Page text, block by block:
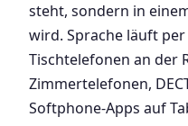
steht, sondern in
wird. Sprache läuft
Tischtelefonen an der
Zimmertelefonen,
Softphone-Apps auf